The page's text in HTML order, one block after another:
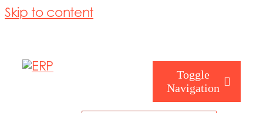
Skip to content
Toggle
Navigation